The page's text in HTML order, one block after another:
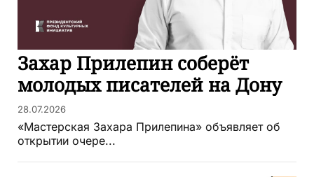
Захар Прилепин соберёт
молодых писателей на Дону
28.07.2026
«Мастерская Захара Прилепина» объявляет об
открытии очере...